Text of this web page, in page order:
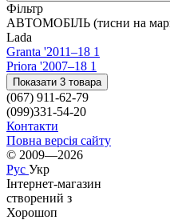
Фільтр
АВТОМОБІЛЬ (тисни на
Lada
Granta '2011–18 1
Priora '2007–18 1
Показати 3 товара
(067) 911-62-79
(099)331-54-20
Контакти
Повна версія сайту
© 2009—2026
Рус Укр
Інтернет-магазин
створений з
Хорошоп